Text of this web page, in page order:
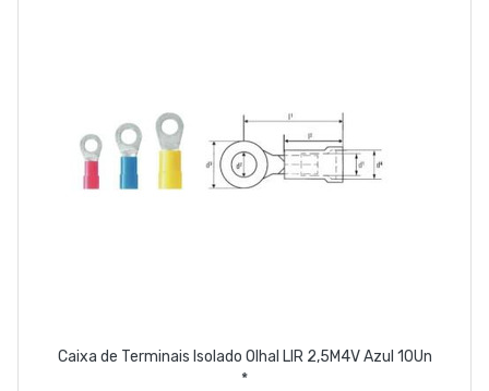
Caixa de Terminais Isolado Olhal LIR 2,5M4V Azul 10Un
*